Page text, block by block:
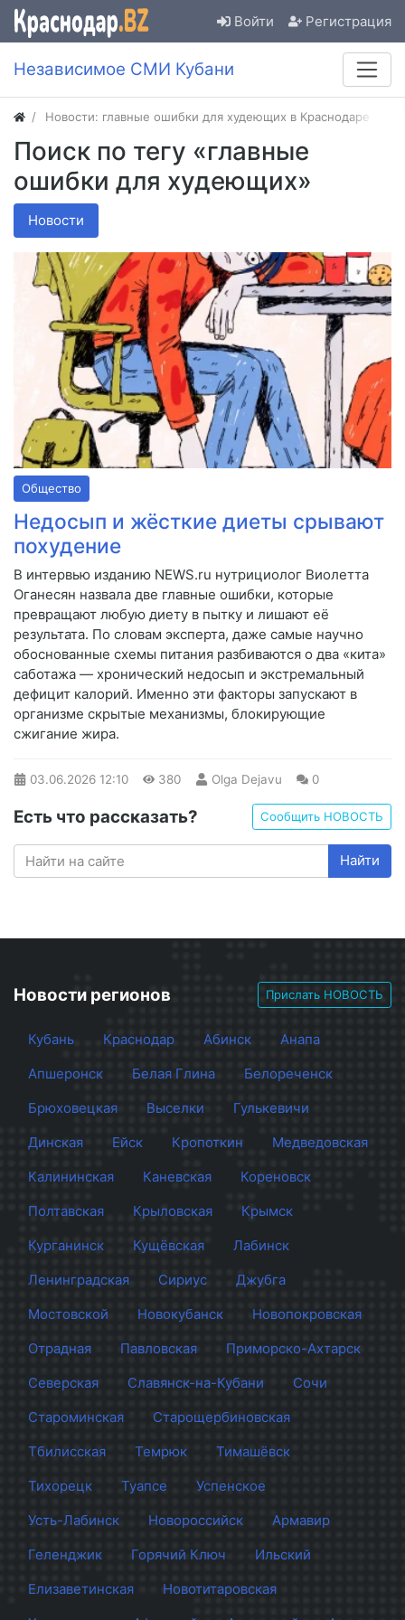
Войти Регистрация
Независимое СМИ Кубани
Новости: главные ошибки для худеющих в Краснодаре
Поиск по тегу «главные
ошибки для худеющих»
Новости
Общество
Недосып и жёсткие диеты срывают
похудение
В интервью изданию NEWS.ru нутрициолог Виолетта
Оганесян назвала две главные ошибки, которые
превращают любую диету в пытку и лишают её
результата. По словам эксперта, даже самые научно
обоснованные схемы питания разбиваются о два «кита»
саботажа — хронический недосып и экстремальный
дефицит калорий. Именно эти факторы запускают в
организме скрытые механизмы, блокирующие
сжигание жира.
03.06.2026 12:10 380 Olga Dejavu 0
Есть что рассказать? Сообщить НОВОСТЬ
Найти
Новости регионов Прислать НОВОСТЬ
Кубань Краснодар Абинск
Анапа
Апшеронск
Белая Глина
Белореченск
Брюховецкая
Выселки
Гулькевичи
Динская
Ейск Кропоткин
Медведовская
Калининская
Каневская
Кореновск
Полтавская
Крыловская
Крымск
Курганинск
Кущёвская
Лабинск
Ленинградская
Сириус
Джубга
Мостовской
Новокубанск
Новопокровская
Отрадная
Павловская
Приморско-Ахтарск
Северская
Славянск-на-Кубани
Сочи
Староминская
Старощербиновская
Тбилисская
Темрюк
Тимашёвск
Тихорецк
Туапсе
Успенское
Усть-Лабинск
Новороссийск
Армавир
Геленджик
Горячий Ключ
Ильский
Елизаветинская
Новотитаровская